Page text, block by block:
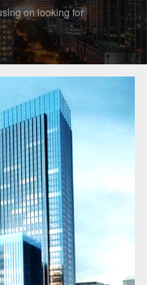
on looking for